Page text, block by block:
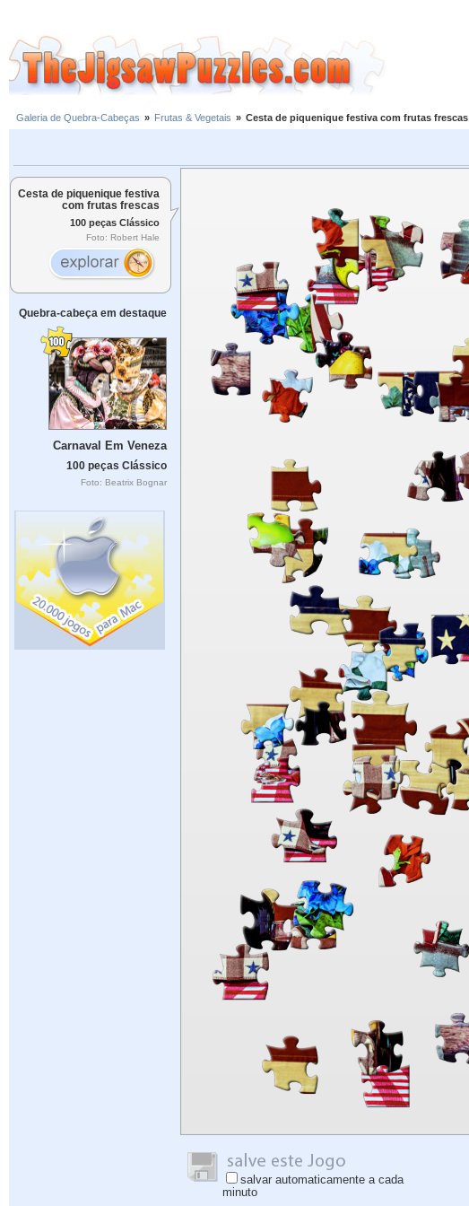
Galeria de Quebra-Cabeças » Frutas & Vegetais » Cesta de piquenique festiva com frutas frescas
Cesta de piquenique festiva
com frutas frescas
100 peças Clássico
Foto: Robert Hale
Quebra-cabeça em destaque
Carnaval Em Veneza
100 peças Clássico
Foto: Beatrix Bognar
salvar automaticamente a cada
minuto